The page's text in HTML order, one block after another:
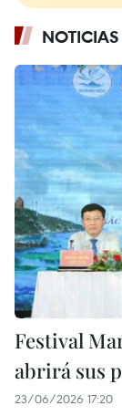
Festival
abrirá sus
23/06/2026 17:20